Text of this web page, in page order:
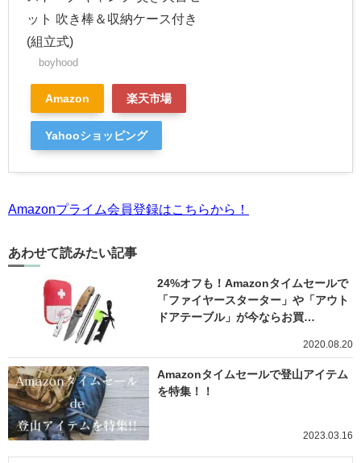
ット 吹き棒＆収納ケース付き
(組立式)
boyhood
Amazon 楽天市場
Yahooショッピング
Amazonプライム会員登録はこちらから！
あわせて読みたい記事
24%オフも！Amazonタイムセールで
「ファイヤースターター」や「アウト
ドアテーブル」が今ならお買…
2020.08.20
Amazonタイムセールで登山アイテム
を特集！！
2023.03.16